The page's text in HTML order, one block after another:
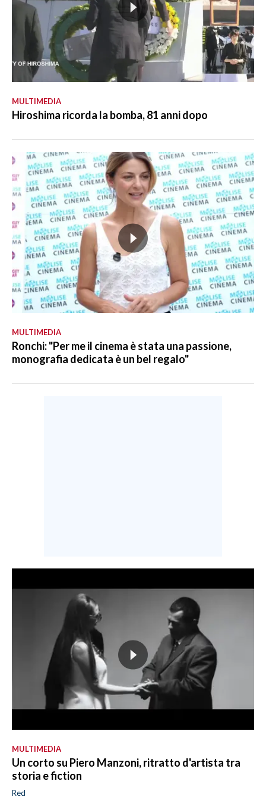
MULTIMEDIA
Hiroshima ricorda la bomba, 81 anni dopo
MULTIMEDIA
Ronchi: "Per me il cinema è stata una passione,
monografia dedicata è un bel regalo"
MULTIMEDIA
Un corto su Piero Manzoni, ritratto d'artista tra
storia e fiction
Red